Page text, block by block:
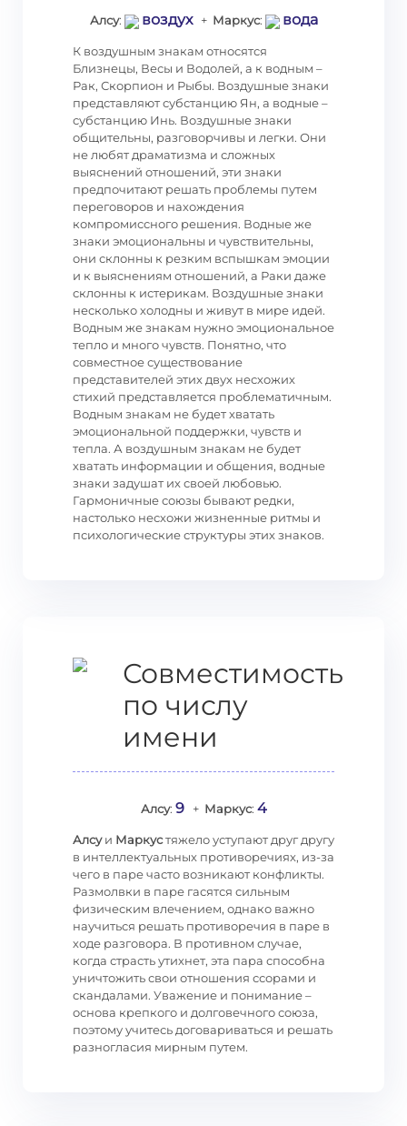
Алсу: воздух+ Маркус: вода
К воздушным знакам относятся
Близнецы, Весы и Водолей, а к водным –
Рак, Скорпион и Рыбы. Воздушные знаки
представляют субстанцию Ян, а водные –
субстанцию Инь. Воздушные знаки
общительны, разговорчивы и легки. Они
не любят драматизма и сложных
выяснений отношений, эти знаки
предпочитают решать проблемы путем
переговоров и нахождения
компромиссного решения. Водные же
знаки эмоциональны и чувствительны,
они склонны к резким вспышкам эмоции
и к выяснениям отношений, а Раки даже
склонны к истерикам. Воздушные знаки
несколько холодны и живут в мире идей.
Водным же знакам нужно эмоциональное
тепло и много чувств. Понятно, что
совместное существование
представителей этих двух несхожих
стихий представляется проблематичным.
Водным знакам не будет хватать
эмоциональной поддержки, чувств и
тепла. А воздушным знакам не будет
хватать информации и общения, водные
знаки задушат их своей любовью.
Гармоничные союзы бывают редки,
настолько несхожи жизненные ритмы и
психологические структуры этих знаков.
Совместимость
по числу
имени
Алсу: 9+ Маркус: 4
Алсуи Маркустяжело уступают друг другу
в интеллектуальных противоречиях, из-за
чего в паре часто возникают конфликты.
Размолвки в паре гасятся сильным
физическим влечением, однако важно
научиться решать противоречия в паре в
ходе разговора. В противном случае,
когда страсть утихнет, эта пара способна
уничтожить свои отношения ссорами и
скандалами. Уважение и понимание –
основа крепкого и долговечного союза,
поэтому учитесь договариваться и решать
разногласия мирным путем.